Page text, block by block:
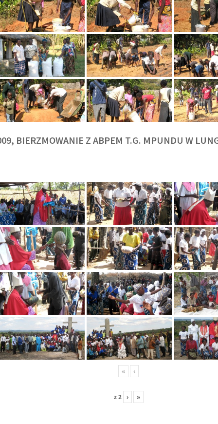
BIERZMOWANIE Z ABPEM T.G. MPUNDU W
« ‹
z2 › »